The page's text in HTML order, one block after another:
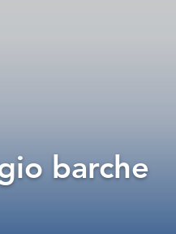
barche